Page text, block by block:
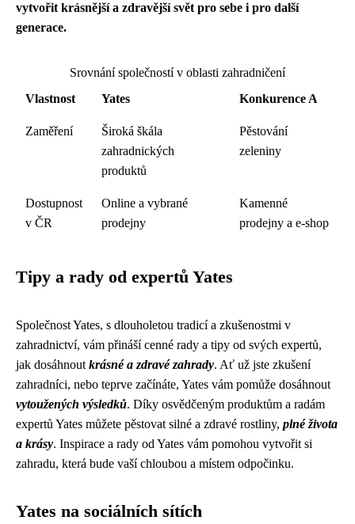
vytvořit krásnější a zdravější svět pro sebe i pro další
generace.
Srovnání společností v oblasti zahradničení
Vlastnost
Yates Konkurence A
Zaměření
Široká škála
zahradnických
produktů
Pěstování
zeleniny
Dostupnost
v ČR
Online a vybrané
prodejny
Kamenné
prodejny a e-shop
Tipy a rady od expertů Yates
Společnost Yates, s dlouholetou tradicí a zkušenostmi v
zahradnictví, vám přináší cenné rady a tipy od svých expertů,
jak dosáhnout krásné a zdravé zahrady. Ať už jste zkušení
zahradníci, nebo teprve začínáte, Yates vám pomůže dosáhnout
vytoužených výsledků. Díky osvědčeným produktům a radám
expertů Yates můžete pěstovat silné a zdravé rostliny, plné života
a krásy. Inspirace a rady od Yates vám pomohou vytvořit si
zahradu, která bude vaší chloubou a místem odpočinku.
Yates na sociálních sítích